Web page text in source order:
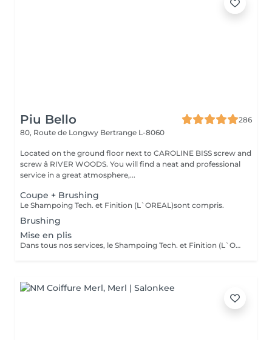
Piu Bello
286
80, Route de Longwy Bertrange L-8060
Located on the ground floor next to CAROLINE BISS screw and
screw â RIVER WOODS. You will find a neat and professional
service in a great atmosphere,...
Coupe + Brushing
Le Shampoing Tech. et Finition (L`OREAL)sont compris.
Brushing
Mise en plis
Dans tous nos services, le Shampoing Tech. et Finition (L`OREAL)sont compris.